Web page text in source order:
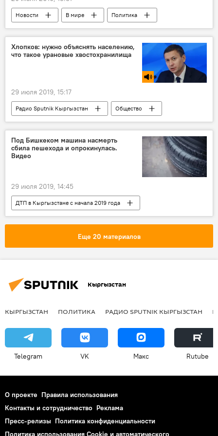
Новости В мире
Политика
Колумнисты
Китай
США
Хлопков: нужно объяснять населению,
что такое урановые хвостохранилища
29 июля 2019, 15:17
Радио Sputnik Кыргызстан
Общество
Центральная Азия
хвостохранилище
Кыргызстан
Под Бишкеком машина насмерть
сбила пешехода и опрокинулась.
Видео
29 июля 2019, 14:45
ДТП в Кыргызстане с начала 2019 года
Новости
Кыргызстан
автонаезд
гибель
Еще 20 материалов
Кыргызстан
КЫРГЫЗСТАН ПОЛИТИКА РАДИО SPUTNIK КЫРГЫЗСТАН
Telegram VK Макс Rutube
О проекте Правила использования
Контакты и сотрудничество Реклама
Пресс-релизы Политика конфиденциальности
Политика использования Cookie и автоматического